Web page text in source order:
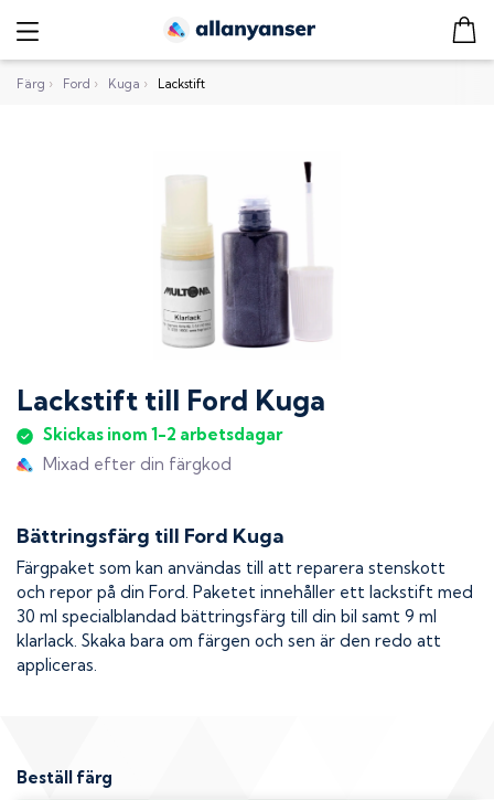
Färg › Ford › Kuga › Lackstift
Lackstift till Ford Kuga
Skickas inom 1-2 arbetsdagar
Mixad efter din färgkod
Bättringsfärg till Ford Kuga
Färgpaket som kan användas till att reparera stenskott
och repor på din Ford. Paketet innehåller ett lackstift med
30 ml specialblandad bättringsfärg till din bil samt 9 ml
klarlack. Skaka bara om färgen och sen är den redo att
appliceras.
Beställ färg